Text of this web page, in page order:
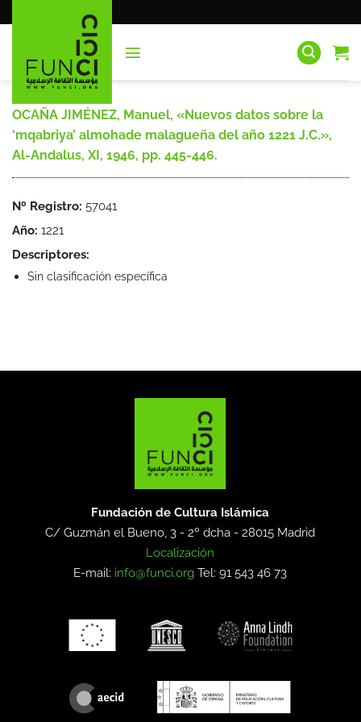
al
OCAÑA JIMÉNEZ, Manuel, «Nuevos datos sobre la
‘mqabriya’ almohade malagueña del año 1221 J.C.»,
Al-Andalus, XI, 1946, pp. 445-446.
Nº Registro: 57041
Año: 1221
Descriptores:
Sin clasificación específica
Fundación de Cultura Islámica
C/ Guzmán el Bueno, 3 - 2º dcha -28015 Madrid
Localización
E-mail: info@funci.org Tel: 91 543 46 73